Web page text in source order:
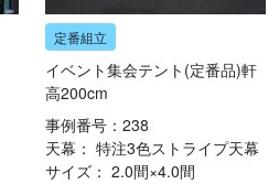
イベント集会テント(定番品)軒
高200cm
事例番号：238
天幕： 特注3色ストライプ天幕
サイズ： 2.0間×4.0間